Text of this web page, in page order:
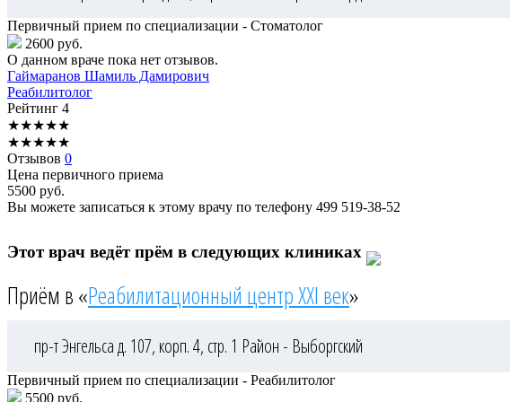
Первичный прием по специализации - Стоматолог
2600 руб.
О данном враче пока нет отзывов.
Гаймаранов Шамиль Дамирович
Реабилитолог
Рейтинг 4
★★★★★
★★★★★
Отзывов 0
Цена первичного приема
5500 руб.
Вы можете записаться к этому врачу по телефону 499 519-38-52
Этот врач ведёт прём в следующих клиниках
Приём в «Реабилитационный центр XXI век»
пр-т Энгельса д. 107, корп. 4, стр. 1 Район - Выборгский
Первичный прием по специализации - Реабилитолог
5500 руб.